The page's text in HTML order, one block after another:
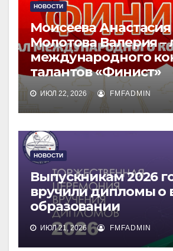
НОВОСТИ
Моисеева
Молотова Валерия –
международного
талантов «Финист»
ИЮЛ 22, 2026 FMFADMIN
НОВОСТИ
Выпускникам 2026
вручили дипломы о
образовании
ИЮЛ 21, 2026 FMFADMIN